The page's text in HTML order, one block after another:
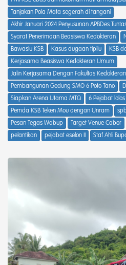
Tanjakan Pola Mata segerah di tangani
Akhir Januari 2024 Penyusunan APBDes
Syarat Penerimaan Beasiswa Kedokteran
Bawaslu KSB
Kasus dugaan tipilu
KSB
Kerjasama Beasiswa Kedokteran Umum
Jalin Kerjasama Dengan Fakultas
Pembangunan Gedung SMO 6 Poto Tano
Siapkan Arena Utama MTQ
6 Pejabat lolos
Pemda KSB Teken Mou dengan Unram
Pesan Tegas Wabup
Target Venue Cabor
pelantikan
pejabat eselon II Staf Ahli